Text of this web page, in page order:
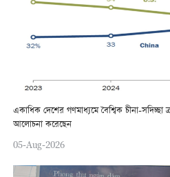
একাধিক দেশের গণমাধ্যমে বৈশ্বিক চীনা-সদিচ্ছা
আলোচনা করেছেন
05-Aug-2026